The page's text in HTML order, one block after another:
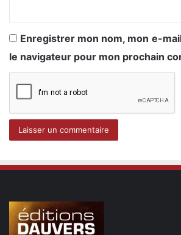
Enregistrer mon nom, mon e-
le navigateur pour mon prochain